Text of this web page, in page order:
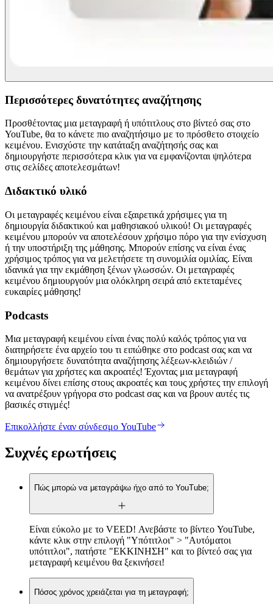
Περισσότερες δυνατότητες αναζήτησης
Προσθέτοντας μια μεταγραφή ή υπότιτλους στο βίντεό σας στο
YouTube, θα το κάνετε πιο αναζητήσιμο με το πρόσθετο στοιχείο
κειμένου. Ενισχύστε την κατάταξη αναζήτησής σας και
δημιουργήστε περισσότερα κλικ για να εμφανίζονται ψηλότερα
στις σελίδες αποτελεσμάτων!
Διδακτικό υλικό
Οι μεταγραφές κειμένου είναι εξαιρετικά χρήσιμες για τη
δημιουργία διδακτικού και μαθησιακού υλικού! Οι μεταγραφές
κειμένου μπορούν να αποτελέσουν χρήσιμο πόρο για την ενίσχυση
ή την υποστήριξη της μάθησης. Μπορούν επίσης να είναι ένας
χρήσιμος τρόπος για να μελετήσετε τη συνομιλία ομιλίας. Είναι
ιδανικά για την εκμάθηση ξένων γλωσσών. Οι μεταγραφές
κειμένου δημιουργούν μια ολόκληρη σειρά από εκτεταμένες
ευκαιρίες μάθησης!
Podcasts
Μια μεταγραφή κειμένου είναι ένας πολύ καλός τρόπος για να
διατηρήσετε ένα αρχείο του τι ειπώθηκε στο podcast σας και να
δημιουργήσετε δυνατότητα αναζήτησης λέξεων-κλειδιών /
θεμάτων για χρήστες και ακροατές! Έχοντας μια μεταγραφή
κειμένου δίνει επίσης στους ακροατές και τους χρήστες την επιλογή
να ανατρέξουν γρήγορα στο podcast σας και να βρουν αυτές τις
βασικές στιγμές!
Επικολλήστε έναν σύνδεσμο YouTube
Συχνές ερωτήσεις
Πώς μπορώ να μεταγράψω ήχο από το YouTube;
Είναι εύκολο με το VEED! Ανεβάστε το βίντεο YouTube,
κάντε κλικ στην επιλογή "Υπότιτλοι" > "Αυτόματοι
υπότιτλοι", πατήστε "ΕΚΚΙΝΗΣΗ" και το βίντεό σας για
μεταγραφή κειμένου θα ξεκινήσει!
Πόσος χρόνος χρειάζεται για τη μεταγραφή;